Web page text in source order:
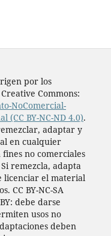
por los
Commons:
NoComercial-
(CC BY-NC-ND 4.0).
adaptar y
en cualquier
no comerciales
remezcla, adapta
licenciar el material
CC BY-NC-SA
debe darse
usos no
deben